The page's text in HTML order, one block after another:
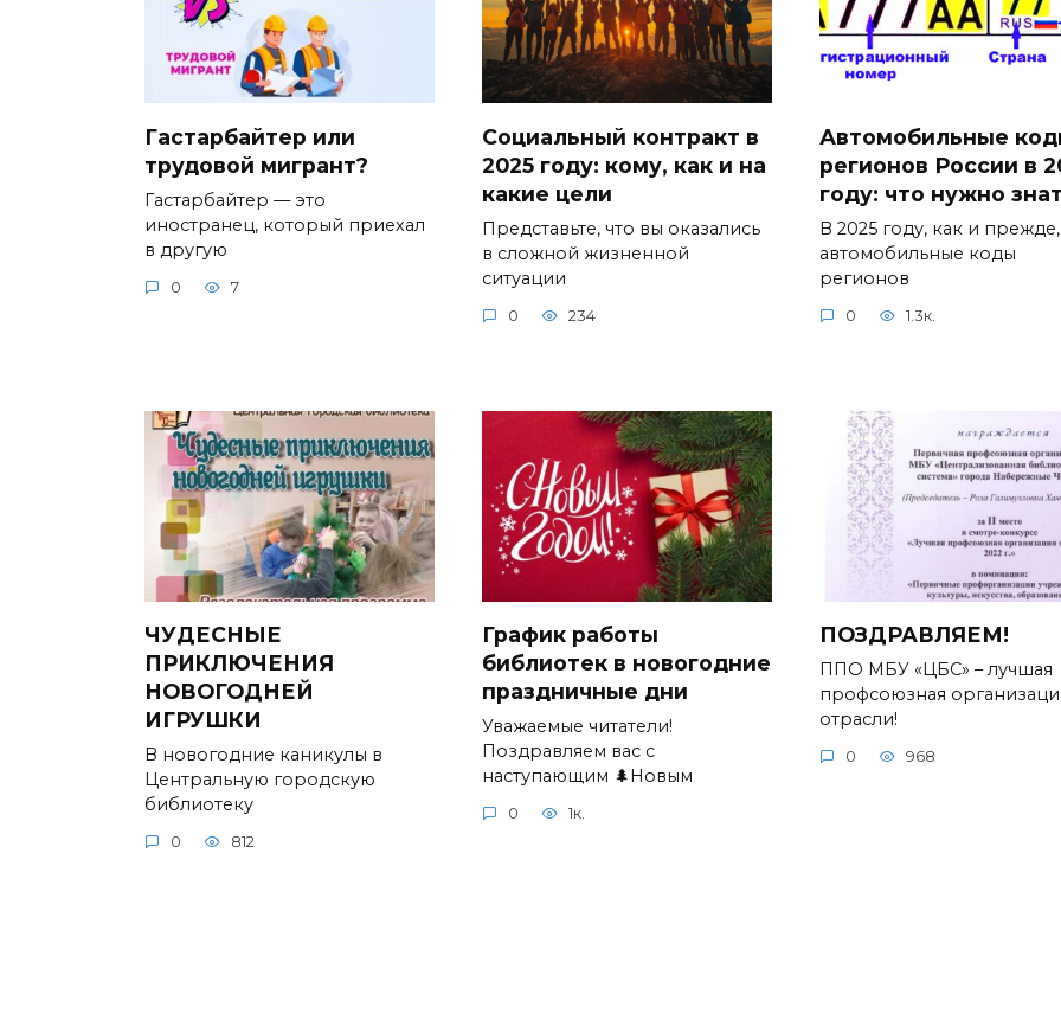
Гастарбайтер или
трудовой мигрант?
Гастарбайтер — это
иностранец, который приехал
в другую
0 7
Социальный контракт в
2025 году: кому, как и на
какие цели
Представьте, что вы оказались
в сложной жизненной
ситуации
0 234
Автомобильные
регионов России в
году: что нужно
В 2025 году, как и прежде,
автомобильные коды
регионов
0 1.3к.
ЧУДЕСНЫЕ
ПРИКЛЮЧЕНИЯ
НОВОГОДНЕЙ
ИГРУШКИ
В новогодние каникулы в
Центральную городскую
библиотеку
0 812
График работы
библиотек в новогодние
праздничные дни
Уважаемые читатели!
Поздравляем вас с
наступающим 🌲Новым
0 1к.
ПОЗДРАВЛЯЕМ!
ППО МБУ «ЦБС» – лучшая
профсоюзная
отрасли!
0 968